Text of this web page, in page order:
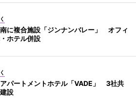
に複合施設「ジンナンバレー」 オフィ
ホテル併設
パートメントホテル「VADE」 3社共
設